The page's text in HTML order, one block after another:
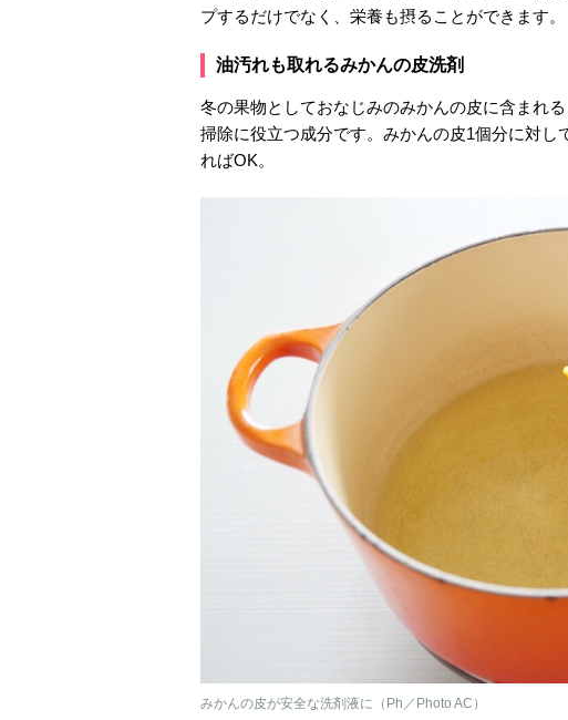
プするだけでなく、栄養も摂ることができます。
油汚れも取れるみかんの皮洗剤
冬の果物としておなじみのみかんの皮に含まれ
掃除に役立つ成分です。みかんの皮1個分に対
ればOK。
みかんの皮が安全な洗剤液に（Ph／Photo AC）